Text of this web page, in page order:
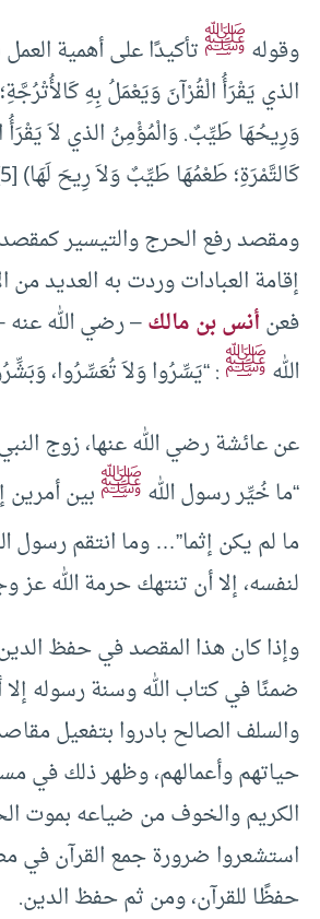
وقولهﷺتأكيدًا على أهمية
الذي يَقْرَأُ الْقُرْآنَ وَيَعْمَلُ بِهِ
وَرِيحُهَا طَيِّبٌ. وَالْمُؤْمِنُ الذي لاَ يَقْرَأُ
كَالتَّمْرَةِ؛ طَعْمُهَا طَيِّبٌ وَلاَ رِيحَ لَهَا) [5].
ومقصد رفع الحرج والتيسير
إقامة العبادات وردت به العديد من
فعنأنس بن مالك– رضي الله
اللهﷺ: “يَسِّرُوا وَلاَ تُعَسِّرُوا،
عن عائشة رضي الله عنها، زوج
“ما خُيِّر رسول اللهﷺبين أمرين
ما لم يكن إثما”… وما انتقم رسول
لنفسه، إلا أن تنتهك حرمة الله عز
وإذا كان هذا المقصد في حفظ
ضمنًا في كتاب الله وسنة رسوله
والسلف الصالح بادروا بتفعيل
حياتهم وأعمالهم، وظهر ذلك في
الكريم والخوف من ضياعه بموت
استشعروا ضرورة جمع القرآن
حفظًا للقرآن، ومن ثم حفظ الدين.